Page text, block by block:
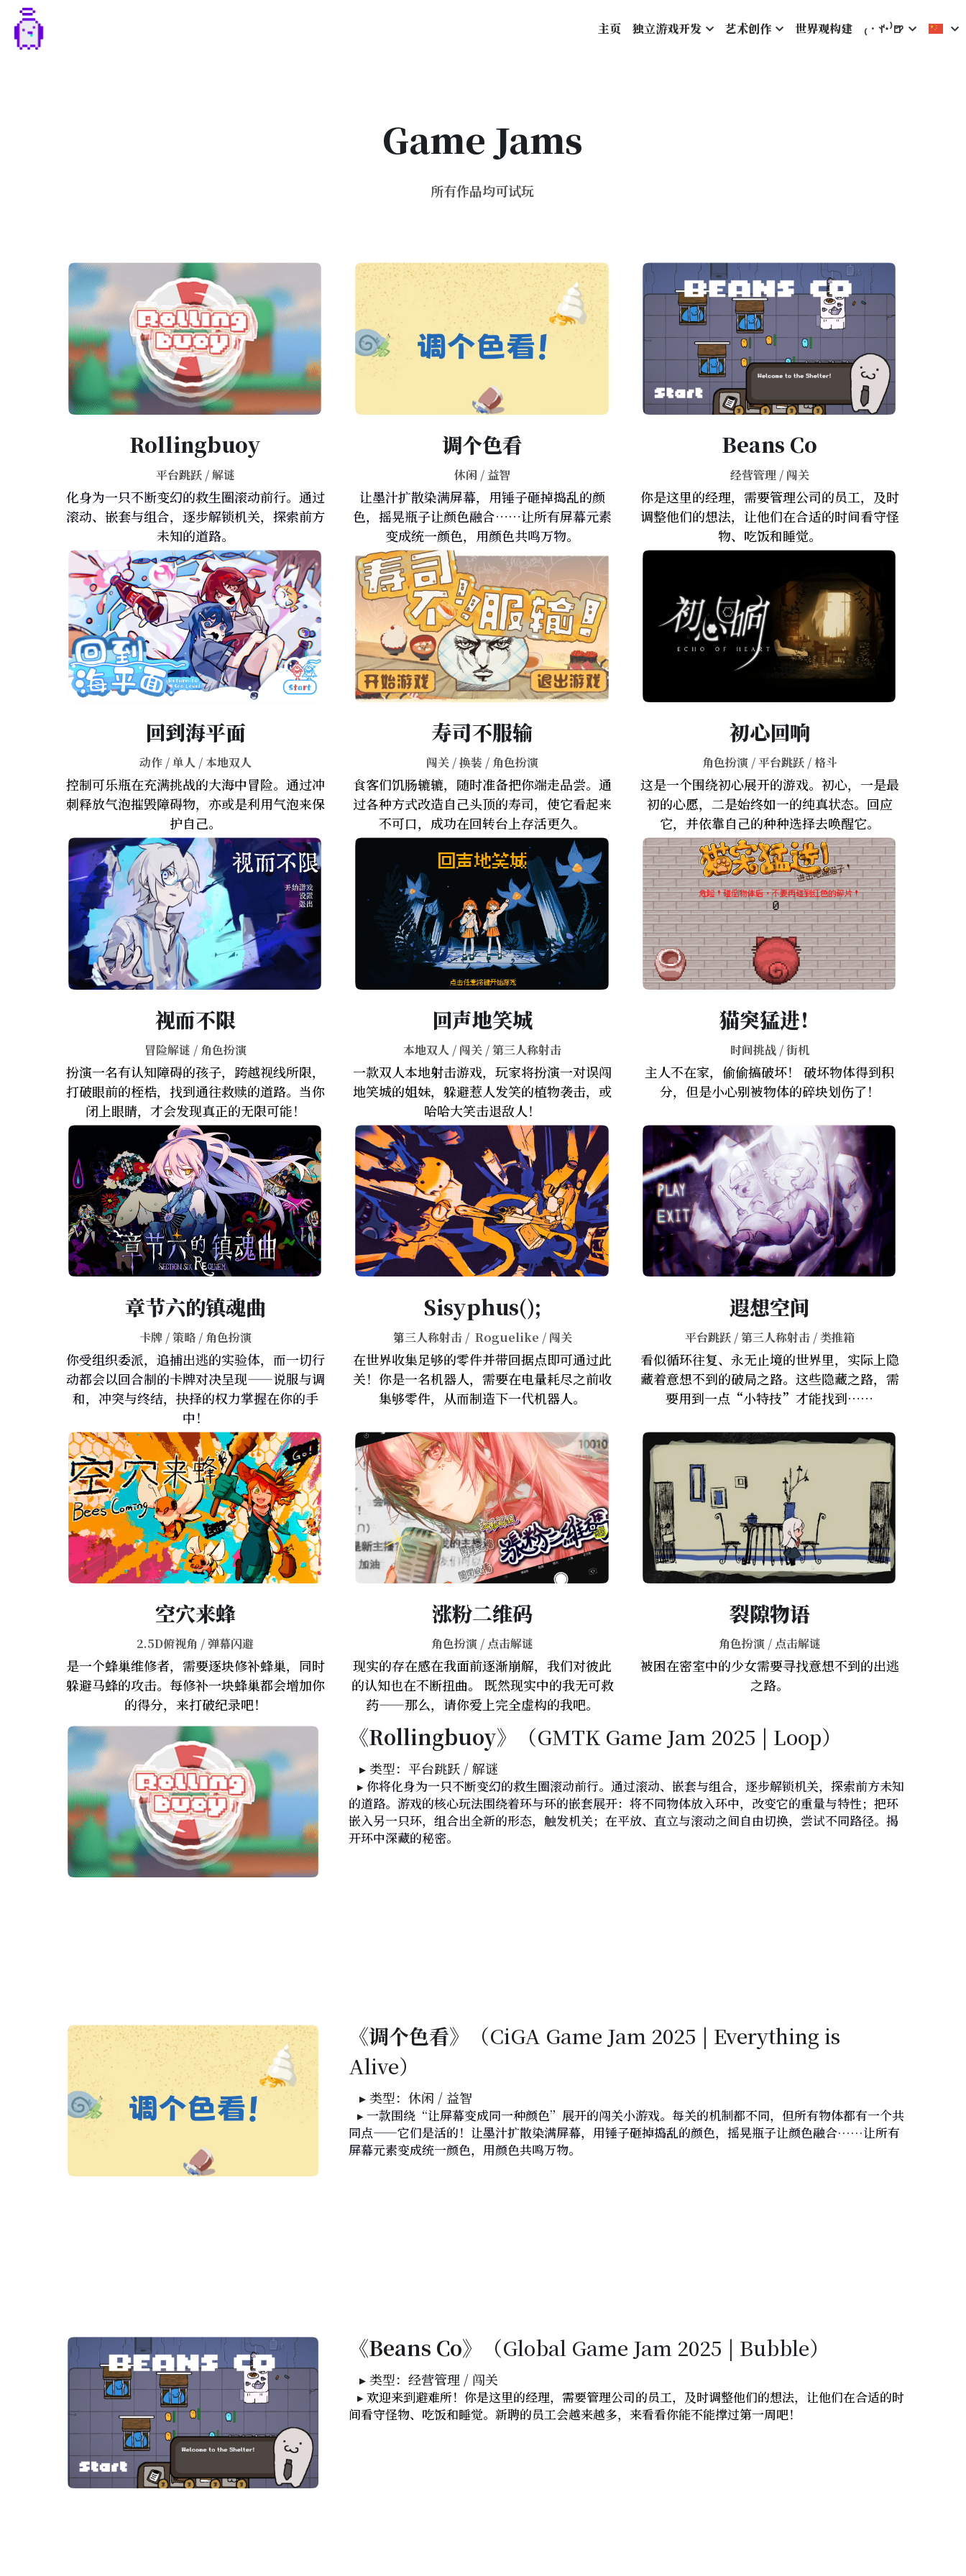
主页 独立游戏开发 艺术创作 世界观构建 ₍‧ꀈ˙⁾🍺
Game Jams
所有作品均可试玩
Rollingbuoy
平台跳跃 / 解谜
化身为一只不断变幻的救生圈滚动前行。通过
滚动、嵌套与组合，逐步解锁机关，探索前方
未知的道路。
调个色看
休闲 / 益智
让墨汁扩散染满屏幕，用锤子砸掉捣乱的颜
色，摇晃瓶子让颜色融合……让所有屏幕元素
变成统一颜色，用颜色共鸣万物。
Beans Co
经营管理 / 闯关
你是这里的经理，需要管理公司的员工，及时
调整他们的想法，让他们在合适的时间看守怪
物、吃饭和睡觉。
回到海平面
动作 / 单人 / 本地双人
控制可乐瓶在充满挑战的大海中冒险。通过冲
刺释放气泡摧毁障碍物，亦或是利用气泡来保
护自己。
寿司不服输
闯关 / 换装 / 角色扮演
食客们饥肠辘辘，随时准备把你端走品尝。通
过各种方式改造自己头顶的寿司，使它看起来
不可口，成功在回转台上存活更久。
初心回响
角色扮演 / 平台跳跃 / 格斗
这是一个围绕初心展开的游戏。初心，一是最
初的心愿，二是始终如一的纯真状态。回应
它，并依靠自己的种种选择去唤醒它。
视而不限
冒险解谜 / 角色扮演
扮演一名有认知障碍的孩子，跨越视线所限，
打破眼前的桎梏，找到通往救赎的道路。当你
闭上眼睛，才会发现真正的无限可能！
回声地笑城
本地双人 / 闯关 / 第三人称射击
一款双人本地射击游戏，玩家将扮演一对误闯
地笑城的姐妹，躲避惹人发笑的植物袭击，或
哈哈大笑击退敌人！
猫突猛进！
时间挑战 / 街机
主人不在家，偷偷搞破坏！ 破坏物体得到积
分，但是小心别被物体的碎块划伤了！
章节六的镇魂曲
卡牌 / 策略 / 角色扮演
你受组织委派，追捕出逃的实验体，而一切行
动都会以回合制的卡牌对决呈现——说服与调
和，冲突与终结，抉择的权力掌握在你的手
中！
Sisyphus();
第三人称射击 /  Roguelike / 闯关
在世界收集足够的零件并带回据点即可通过此
关！你是一名机器人，需要在电量耗尽之前收
集够零件，从而制造下一代机器人。
遐想空间
平台跳跃 / 第三人称射击 / 类推箱
看似循环往复、永无止境的世界里，实际上隐
藏着意想不到的破局之路。这些隐藏之路，需
要用到一点“小特技”才能找到……
空穴来蜂
2.5D俯视角 / 弹幕闪避
是一个蜂巢维修者，需要逐块修补蜂巢，同时
躲避马蜂的攻击。每修补一块蜂巢都会增加你
的得分，来打破纪录吧！
涨粉二维码
角色扮演 / 点击解谜
现实的存在感在我面前逐渐崩解，我们对彼此
的认知也在不断扭曲。 既然现实中的我无可救
药——那么，请你爱上完全虚构的我吧。
裂隙物语
角色扮演 / 点击解谜
被困在密室中的少女需要寻找意想不到的出逃
之路。
《Rollingbuoy》 （GMTK Game Jam 2025 | Loop）
   ▸ 类型：平台跳跃 / 解谜
   ▸
你将化身为一只不断变幻的救生圈滚动前行。通过滚动、嵌套与组合，逐步解锁机关，探索前方未知
的道路。游戏的核心玩法围绕着环与环的嵌套展开：将不同物体放入环中，改变它的重量与特性；把环
嵌入另一只环，组合出全新的形态，触发机关；在平放、直立与滚动之间自由切换，尝试不同路径。揭
开环中深藏的秘密。
《调个色看》 （CiGA Game Jam 2025 | Everything is
Alive）
   ▸ 类型：休闲 / 益智
   ▸
一款围绕“让屏幕变成同一种颜色”展开的闯关小游戏。每关的机制都不同，但所有物体都有一个共
同点——它们是活的！让墨汁扩散染满屏幕，用锤子砸掉捣乱的颜色，摇晃瓶子让颜色融合……让所有
屏幕元素变成统一颜色，用颜色共鸣万物。
《Beans Co》 （Global Game Jam 2025 | Bubble）
   ▸ 类型：经营管理 / 闯关
   ▸
欢迎来到避难所！你是这里的经理，需要管理公司的员工，及时调整他们的想法，让他们在合适的时
间看守怪物、吃饭和睡觉。新聘的员工会越来越多，来看看你能不能撑过第一周吧！